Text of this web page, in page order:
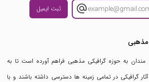
ثبت ایمیل
مذهبی
مندان به حوزه گرافیکی مذهبی فراهم آورده است تا به
گرافیکی در تمامی زمینه ها دسترسی داشته باشند و با